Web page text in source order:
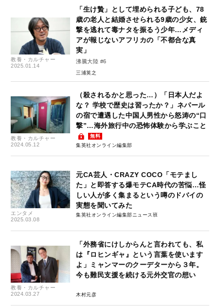
教養・カルチャー
2025.01.14
「生け贄」として埋められる子ども、78
歳の老人と結婚させられる9歳の少女、銃
撃を逃れて毒ナタを振るう少年…メディ
アが報じないアフリカの「不都合な真
実」
沸騰大陸 #6
三浦英之
教養・カルチャー
2024.05.12
（殺されるかと思った…）「日本人だよ
な？ 学校で歴史は習ったか？」ネパール
の宿で遭遇した中国人男性から怒涛の“口
撃”…海外旅行中の恐怖体験から学ぶこと
無料
集英社オンライン編集部
エンタメ
2025.03.08
元CA芸人・CRAZY COCO「モテまし
た」と即答する爆モテCA時代の苦悩…怪
しい人が多く集まるという噂のドバイの
実態を聞いてみた
集英社オンライン編集部ニュース班
教養・カルチャー
2024.03.27
「外務省にけしからんと言われても、私
は『ロヒンギャ』という言葉を使います
よ」ミャンマーのクーデターから３年。
今も難民支援を続ける元外交官の想い
木村元彦